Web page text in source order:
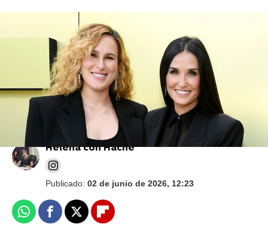
El criticado vídeo de Rumer Willis dando el
pecho a su hija de 3 años: Así responde a
la polémica
Helena con Hache
Publicado: 02 de junio de 2026, 12:23
WhatsappFacebook
X Flipboard